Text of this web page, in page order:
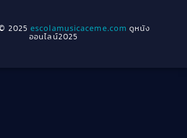
Cult Film(4)
2025escolamusicaceme.com ดูหนัง
ออนไลน์2025